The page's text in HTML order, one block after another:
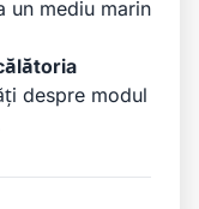
un mediu marin
despre modul